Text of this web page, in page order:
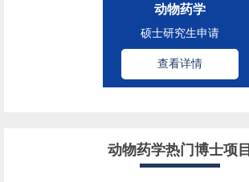
动物药学
硕士研究生申请
查看详情
动物药学热门博士项目